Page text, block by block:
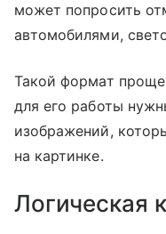
может попросить
автомобилями,
Такой формат проще
для его работы
изображений,
на картинке.
Логическая